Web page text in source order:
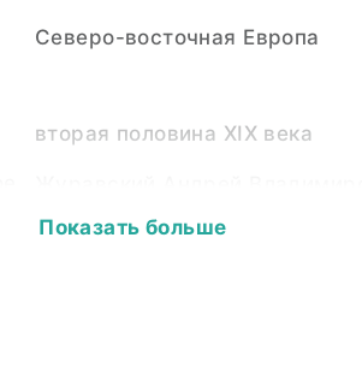
Северо-восточная Европа
вторая половина XIX века
Показать больше